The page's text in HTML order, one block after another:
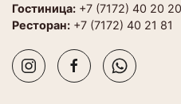
Гостиница: +7 (7172) 40 20 20
Ресторан: +7 (7172) 40 21 81